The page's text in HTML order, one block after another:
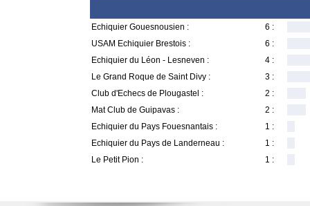
Echiquier Gouesnousien :
6 :
USAM Echiquier Brestois :
6 :
Echiquier du Léon - Lesneven :
4 :
Le Grand Roque de Saint Divy :
3 :
Club d'Echecs de Plougastel :
2 :
Mat Club de Guipavas :
2 :
Echiquier du Pays Fouesnantais :
1 :
Echiquier du Pays de Landerneau :
1 :
Le Petit Pion :
1 :